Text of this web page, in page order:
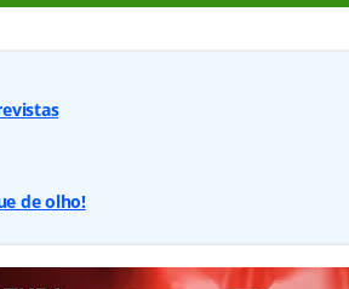
de olho!